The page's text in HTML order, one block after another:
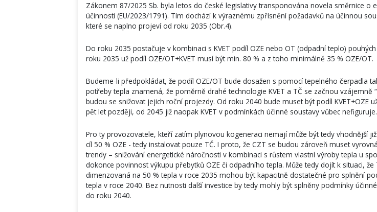
Zákonem 87/2025 Sb. byla letos do české legislativy transponována novela směrnice o
účinnosti (EU/2023/1791). Tím dochází k výraznému zpřísnění požadavků na účinnou
které se naplno projeví od roku 2035 (Obr.4).
Do roku 2035 postačuje v kombinaci s KVET podíl OZE nebo OT (odpadní teplo)
roku 2035 už podíl OZE/OT+KVET musí být min. 80 % a z toho minimálně 35 % OZE/OT.
Budeme-li předpokládat, že podíl OZE/OT bude dosažen s pomocí tepelného čerpadla
potřeby tepla znamená, že poměrně drahé technologie KVET a TČ se začnou vzájemně
budou se snižovat jejich roční projezdy. Od roku 2040 bude muset být podíl KVET+OZE
pět let později, od 2045 již naopak KVET v podmínkách účinné soustavy vůbec nefiguruje.
Pro ty provozovatele, kteří zatím plynovou kogeneraci nemají může být tedy vhodnější
cíl 50 % OZE - tedy instalovat pouze TČ. I proto, že CZT se budou zároveň muset
trendy – snižování energetické náročnosti v kombinaci s růstem vlastní výroby tepla u
dokonce povinnost výkupu přebytků OZE či odpadního tepla. Může tedy dojít k situaci, že
dimenzovaná na 50 % tepla v roce 2035 mohou být kapacitně dostatečné pro splnění
tepla v roce 2040. Bez nutnosti další investice by tedy mohly být splněny podmínky
do roku 2040.